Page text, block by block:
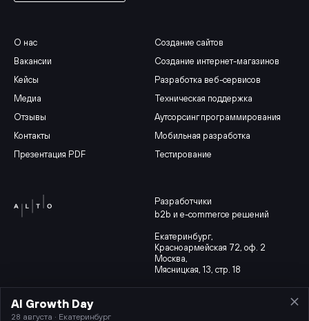
Разработчики
b2b и e-commerce решений
Екатеринбург,
Красноармейская 72, оф. 2
Москва,
Мясницкая, 13, стр. 18
О нас
Вакансии
Кейсы
Медиа
Отзывы
Контакты
Презентация PDF
Создание сайтов
Создание интернет-магазинов
Разработка веб-сервисов
Техническая поддержка
Аутсорсинг программирования
Мобильная разработка
Тестирование
Партнерская программа
AI Growth Day
28 августа · Екатеринбург